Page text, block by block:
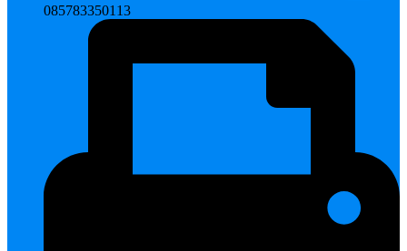
085783350113